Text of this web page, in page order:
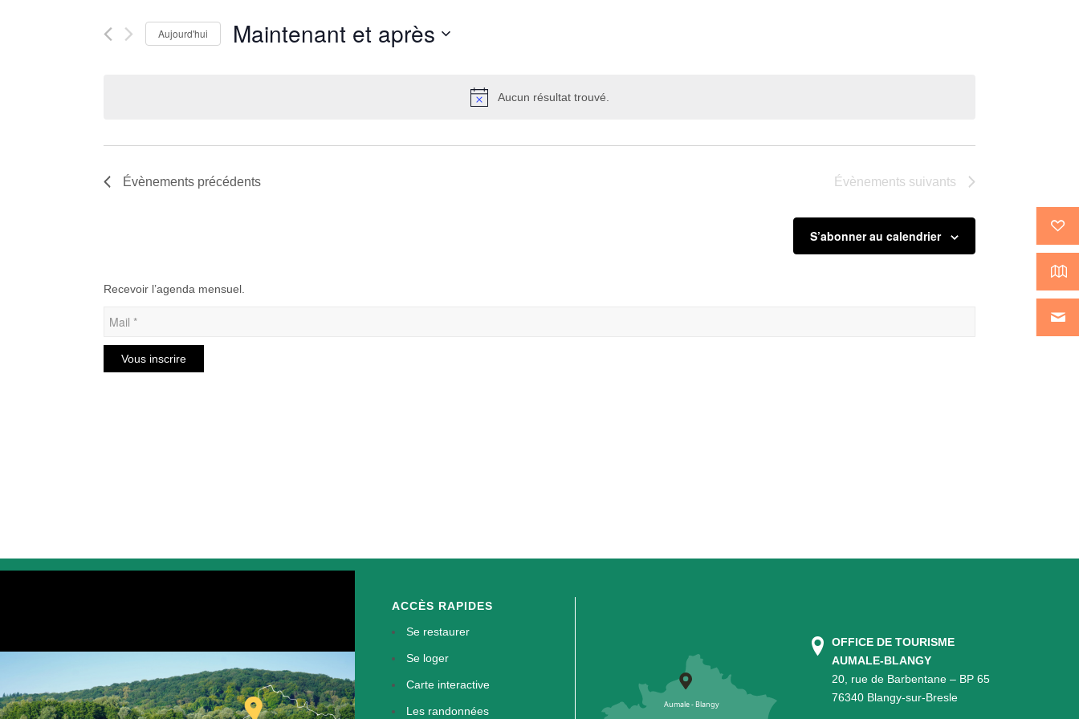
Aucun résultat trouvé.
de
vues
ÉvènementsAujourd'hui Maintenant et après
Évènements précédents Évènements suivants
S’abonner au calendrier
Recevoir l’agenda mensuel.
ACCÈS RAPIDES
Se restaurer
Se loger
Carte interactive
Les randonnées
OFFICE DE TOURISME
AUMALE-BLANGY
20, rue de Barbentane – BP 65
76340 Blangy-sur-Bresle